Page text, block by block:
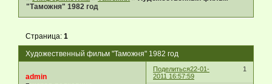
"Таможня" 1982 год
Художественный фильм "Таможня" 1982 год
Страница:1
Поделиться 1
22-01-
2011 16:57:59
admin